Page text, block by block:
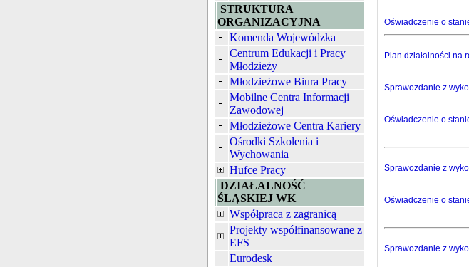
STRUKTURA
ORGANIZACYJNA
Komenda Wojewódzka
Centrum Edukacji i Pracy
Młodzieży
Młodzieżowe Biura Pracy
Mobilne Centra Informacji
Zawodowej
Młodzieżowe Centra Kariery
Ośrodki Szkolenia i
Wychowania
Hufce Pracy
DZIAŁALNOŚĆ
ŚLĄSKIEJ WK
Współpraca z zagranicą
Projekty współfinansowane z
EFS
Eurodesk
Oświadczenie o
Plan działalności na
Sprawozdanie z
Oświadczenie o
Sprawozdanie z
Oświadczenie o
Sprawozdanie z